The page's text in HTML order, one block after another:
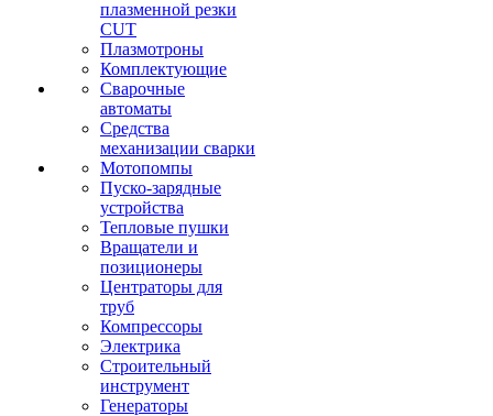
плазменной резки
CUT
Плазмотроны
Комплектующие
Сварочные
автоматы
Средства
механизации сварки
Мотопомпы
Пуско-зарядные
устройства
Тепловые пушки
Вращатели и
позиционеры
Центраторы для
труб
Компрессоры
Электрика
Строительный
инструмент
Генераторы